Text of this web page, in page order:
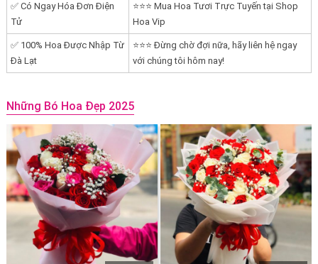
✅ Có Ngay Hóa Đơn Điện
Tử
⭐⭐⭐ Mua Hoa Tươi Trực Tuyến tại Shop
Hoa Vip
✅ 100% Hoa Được Nhập Từ
Đà Lạt
⭐⭐⭐ Đừng chờ đợi nữa, hãy liên hệ ngay
với chúng tôi hôm nay!
Những Bó Hoa Đẹp 2025